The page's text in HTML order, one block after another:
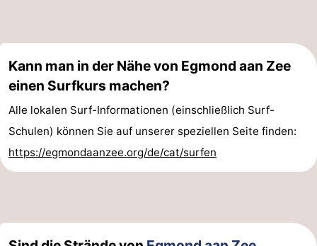
Kann man in der Nähe von Egmond aan Zee
einen Surfkurs machen?
Alle lokalen Surf-Informationen (einschließlich Surf-
Schulen) können Sie auf unserer speziellen Seite finden:
https://egmondaanzee.org/de/cat/surfen